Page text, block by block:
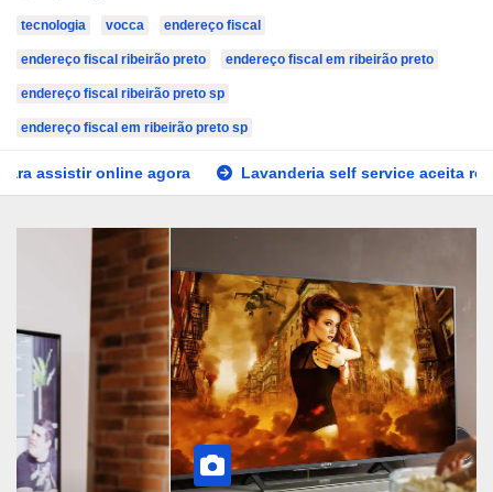
tecnologia vocca endereço fiscal
endereço fiscal ribeirão preto endereço fiscal em ribeirão preto
endereço fiscal ribeirão preto sp
endereço fiscal em ribeirão preto sp
agora Lavanderia self service aceita roupas delicadas?